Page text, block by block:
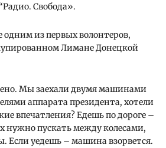
Свобода».
из первых волонтеров,
Лимане Донецкой
Мы заехали двумя машинами
аппарата президента, хотели
впечатления? Едешь по дороге –
нужно пускать между колесами,
Если уедешь – машина взорвется.